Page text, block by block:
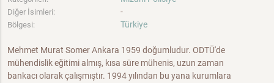
Diğer İsimleri: -
Bölgesi: Türkiye
Mehmet Murat Somer Ankara 1959 doğumludur. ODTÜ'de
mühendislik eğitimi almış, kısa süre mühenis, uzun zaman
bankacı olarak çalışmıştır. 1994 yılından bu yana kurumlara